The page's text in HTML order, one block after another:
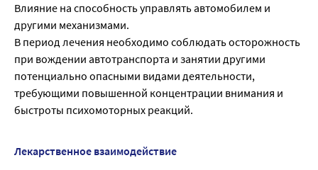
Влияние на способность управлять автомобилем и
другими механизмами.
В период лечения необходимо соблюдать осторожность
при вождении автотранспорта и занятии другими
потенциально опасными видами деятельности,
требующими повышенной концентрации внимания и
быстроты психомоторных реакций.
Лекарственное взаимодействие